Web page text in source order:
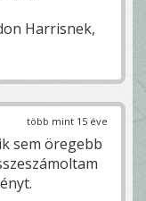
Harrisnek,
több mint 15 éve
sem öregebb